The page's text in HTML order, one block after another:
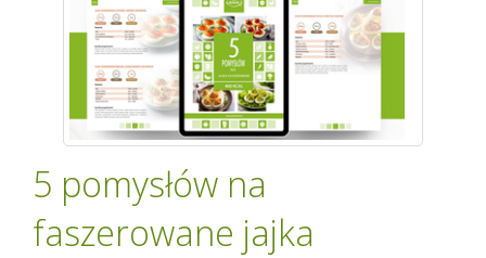
5 pomysłów na
faszerowane jajka